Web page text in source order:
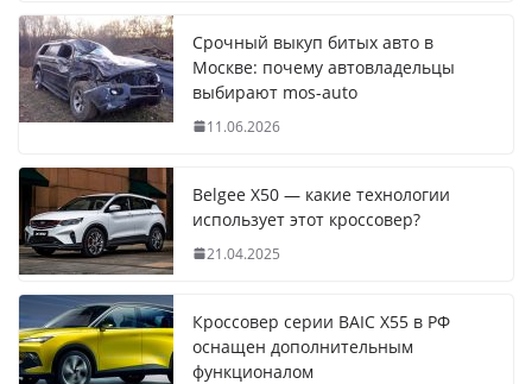
Срочный выкуп битых авто в
Москве: почему автовладельцы
выбирают mos-auto
11.06.2026
Belgee X50 — какие технологии
использует этот кроссовер?
21.04.2025
Кроссовер серии BAIC X55 в РФ
оснащен дополнительным
функционалом